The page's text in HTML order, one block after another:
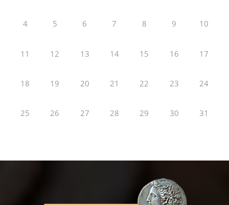
4 5 6 7 8 9 10
11 12 13 14 15 16 17
18 19 20 21 22 23 24
25 26 27 28 29 30 31